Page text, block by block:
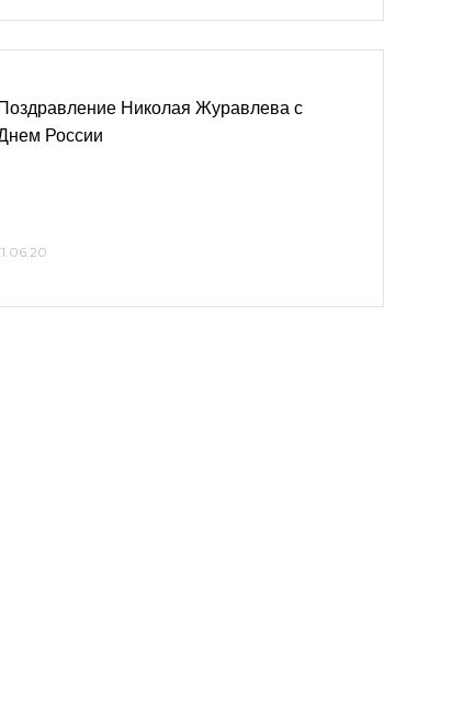
Поздравление Николая Журавлева с
России